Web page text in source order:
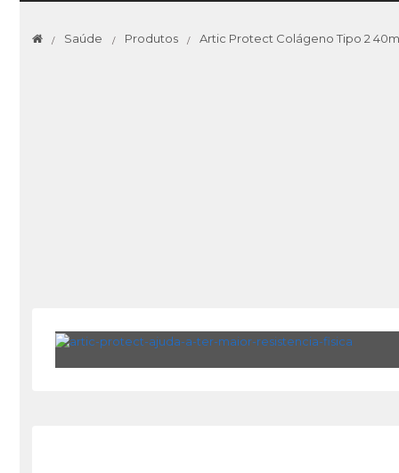
Saúde Produtos Artic Protect Colágeno Tipo 2